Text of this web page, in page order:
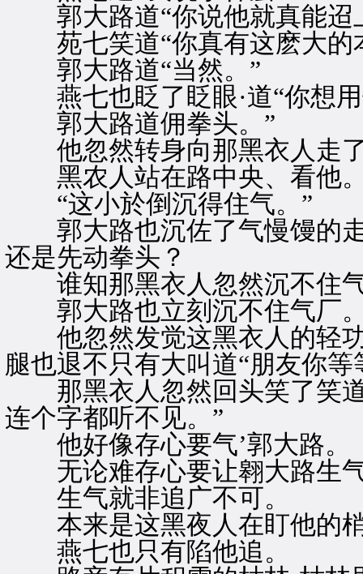
郭大路道“你说他就真能迢
苑七笑道“你真有这麽大的
郭大路道“当然。”
燕七也眨了眨眼·道“你想用
郭大路道佣拳头。”
他忽然转身向那黑衣人走
黑农人站在路中央、看他
“这小於倒沉得住气。”
郭大路也沉佐了气慢馒的走
还是先动拳头？
谁知那黑衣人忽然沉不住
郭大路也立刻沉不住气厂
他忽然发觉这黑衣人的轻
腿也退不只有大叫道“朋友你等
那黑衣人忽然回头笑了笑道
连个字都听不见。”
他好像存心要气’郭大路。
无论难存心要让翱大路生气
生气就非追广不可。
本来是这黑夜人在盯他的梢
燕七也只有陷他追。